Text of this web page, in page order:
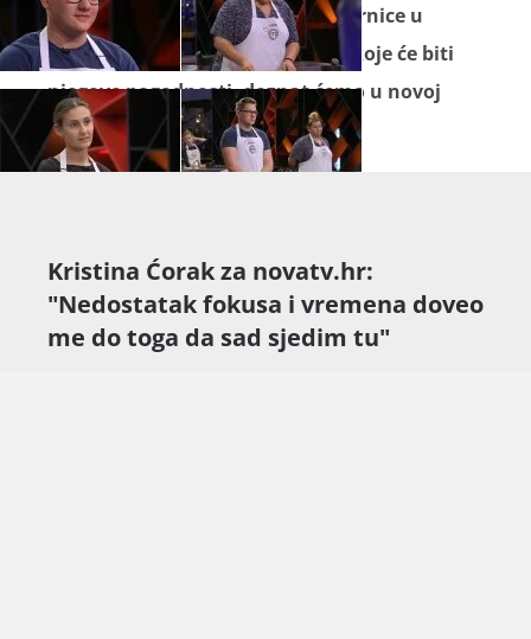
Dominikove ruke, a koje će namirnice u
idućem izazovu dobiti na izbor i koje će biti
njegove pogodnosti, doznat ćemo u novoj
epizodi.
Kristina Ćorak za novatv.hr:
"Nedostatak fokusa i vremena doveo
me do toga da sad sjedim tu"